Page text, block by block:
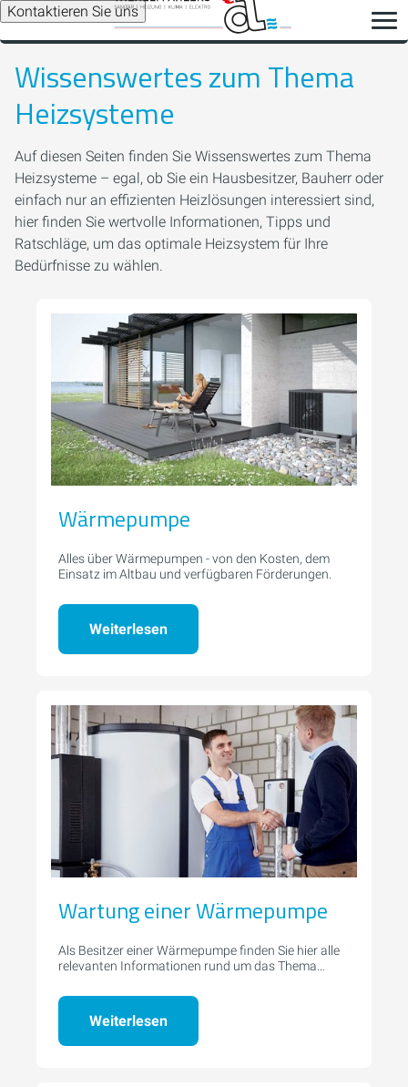
Kontaktieren Sie uns
Wissenswertes zum Thema
Heizsysteme
Auf diesen Seiten finden Sie Wissenswertes zum Thema
Heizsysteme – egal, ob Sie ein Hausbesitzer, Bauherr oder
einfach nur an effizienten Heizlösungen interessiert sind,
hier finden Sie wertvolle Informationen, Tipps und
Ratschläge, um das optimale Heizsystem für Ihre
Bedürfnisse zu wählen.
Wärmepumpe
Alles über Wärmepumpen - von den Kosten, dem
Einsatz im Altbau und verfügbaren Förderungen.
Weiterlesen
Wartung einer Wärmepumpe
Als Besitzer einer Wärmepumpe finden Sie hier alle
relevanten Informationen rund um das Thema
Weiterlesen